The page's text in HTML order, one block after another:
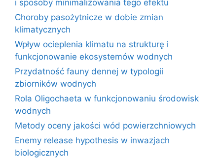
i sposoby minimalizowania tego efektu
Choroby pasożytnicze w dobie zmian
klimatycznych
Wpływ ocieplenia klimatu na strukturę i
funkcjonowanie ekosystemów wodnych
Przydatność fauny dennej w typologii
zbiorników wodnych
Rola Oligochaeta w funkcjonowaniu środowisk
wodnych
Metody oceny jakości wód powierzchniowych
Enemy release hypothesis w inwazjach
biologicznych